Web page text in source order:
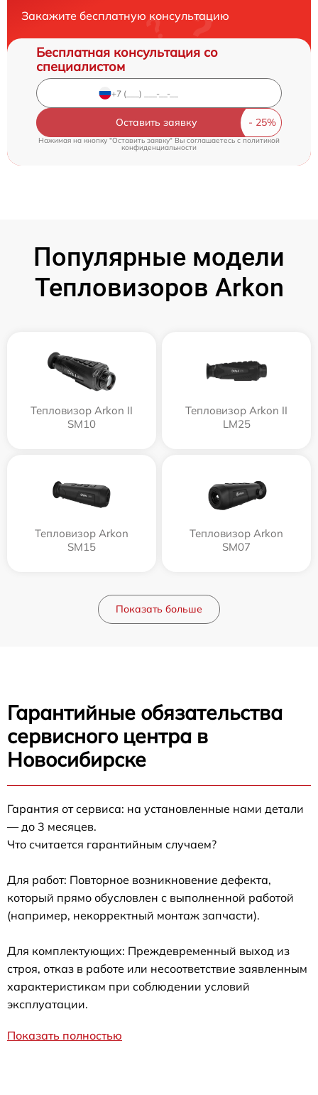
Закажите бесплатную консультацию
Бесплатная консультация со
специалистом
Оставить заявку
Нажимая на кнопку "Оставить заявку" Вы соглашаетесь c политикой
конфиденциальности
Популярные модели
Тепловизоров Arkon
Тепловизор Arkon II
SM10
Тепловизор Arkon II
LM25
Тепловизор Arkon
SM15
Тепловизор Arkon
SM07
Показать больше
Гарантийные обязательства
сервисного центра в
Новосибирске
Гарантия от сервиса: на установленные нами детали
— до 3 месяцев.
Что считается гарантийным случаем?
Для работ: Повторное возникновение дефекта,
который прямо обусловлен с выполненной работой
(например, некорректный монтаж запчасти).
Для комплектующих: Преждевременный выход из
строя, отказ в работе или несоответствие заявленным
характеристикам при соблюдении условий
эксплуатации.
Показать полностью